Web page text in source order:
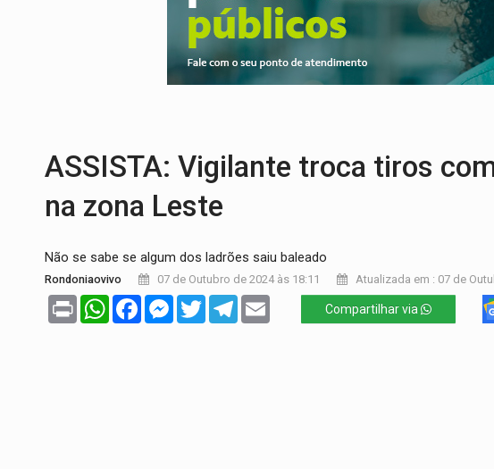
INDEPENDÊNCIA: 10 dicas importantes para quem
VARCENA: Cientistas descobrem nova espécie de rã
BARGANHA:Vai comprar celular usado? Veja como
ASSISTA: Vigilante troca tiros
na zona Leste
Não se sabe se algum dos ladrões saiu baleado
Rondoniaovivo 07 de Outubro de 2024 às 18:11 Atualizada em : 07 de
Print WhatsAppFacebookMessenger
TwitterTelegram Compartilhar via